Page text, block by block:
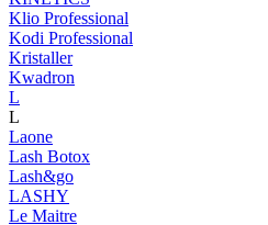
Klio Professional
Kodi Professional
Kristaller
Kwadron
L
L
Laone
Lash Botox
Lash&go
LASHY
Le Maitre